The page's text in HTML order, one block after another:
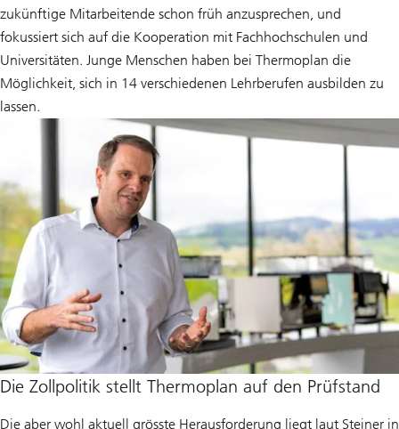
zukünftige Mitarbeitende schon früh anzusprechen, und
fokussiert sich auf die Kooperation mit Fachhochschulen und
Universitäten. Junge Menschen haben bei Thermoplan die
Möglichkeit, sich in 14 verschiedenen Lehrberufen ausbilden zu
lassen.
Die Zollpolitik stellt Thermoplan auf den Prüfstand
Die aber wohl aktuell grösste Herausforderung liegt laut Steiner in